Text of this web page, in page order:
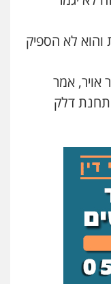
וחקירות
לא הספיק
אויר, אמר
תחנת דלק